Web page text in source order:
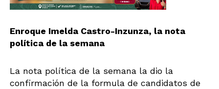
Enroque Imelda Castro-Inzunza, la nota
política de la semana
La nota política de la semana la dio la
confirmación de la formula de candidatos de